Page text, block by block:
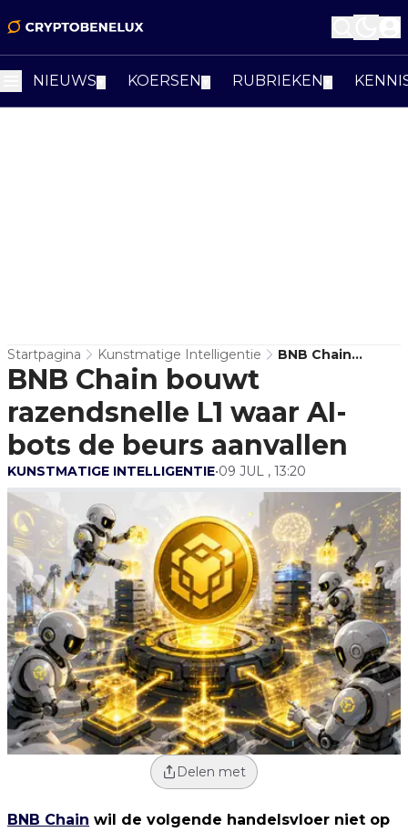
NIEUWS KOERSEN RUBRIEKEN
Startpagina Kunstmatige Intelligentie
BNB Chain
Waar AI-Bots De
Beurs Aanvallen
BNB Chain bouwt
razendsnelle L1 waar AI-
bots de beurs aanvallen
KUNSTMATIGE INTELLIGENTIE•09 JUL , 13:20
Delen met
BNB Chain wil de volgende handelsvloer niet op